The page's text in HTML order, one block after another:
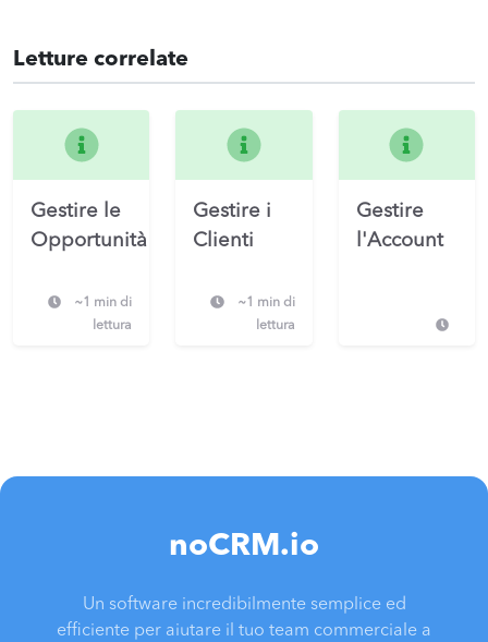
Letture correlate
Gestire le
Opportunità
~1 min di
lettura
Gestire i
Clienti
~1 min di
lettura
Gestire
l'Account
noCRM.io
Un software incredibilmente semplice ed
efficiente per aiutare il tuo team commerciale a